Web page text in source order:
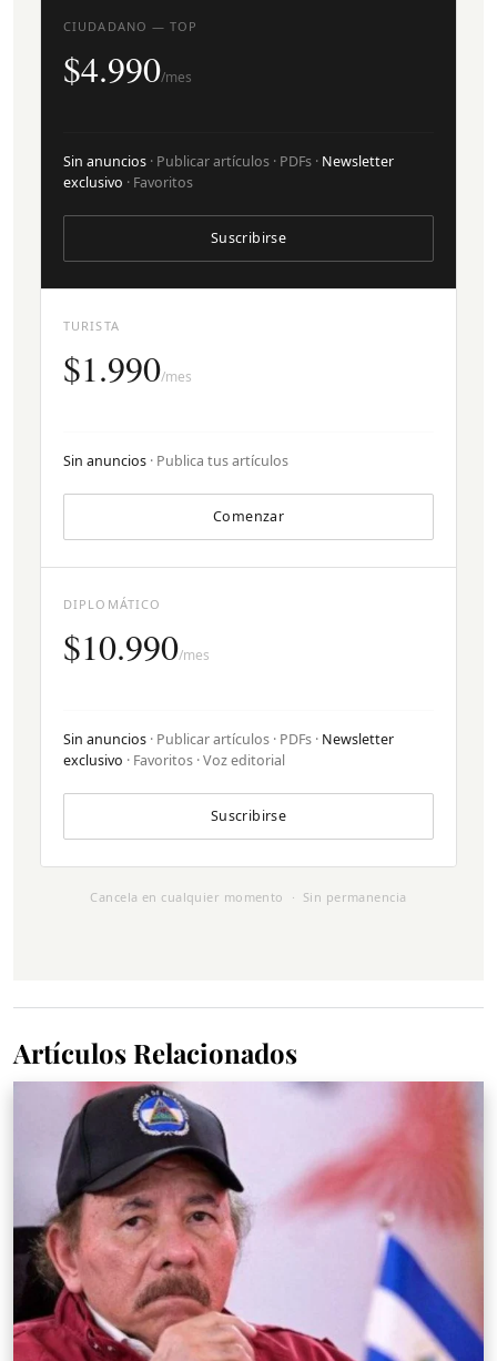
TURISTA
$1.990/mes
Sin anuncios · Publica tus artículos
Comenzar
CIUDADANO — TOP
$4.990/mes
Sin anuncios · Publicar artículos · PDFs · Newsletter
exclusivo · Favoritos
Suscribirse
DIPLOMÁTICO
$10.990/mes
Sin anuncios · Publicar artículos · PDFs · Newsletter
exclusivo · Favoritos · Voz editorial
Suscribirse
Cancela en cualquier momento · Sin permanencia
Artículos Relacionados